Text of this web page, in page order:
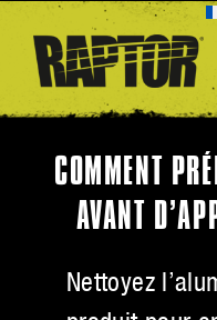
content
COMMENT
AVANT
Nettoyez